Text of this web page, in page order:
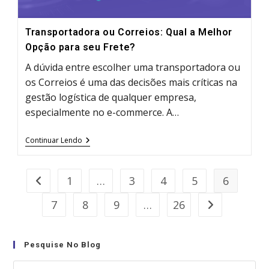
Transportadora ou Correios: Qual a Melhor
Opção para seu Frete?
A dúvida entre escolher uma transportadora ou
os Correios é uma das decisões mais críticas na
gestão logística de qualquer empresa,
especialmente no e-commerce. A…
Continuar Lendo Transportadora
Ou
Melhor
Para
Go to the previous page
1 … 3 4 5
6
7
8 9 … 26 Go to the next
Pesquise No Blog